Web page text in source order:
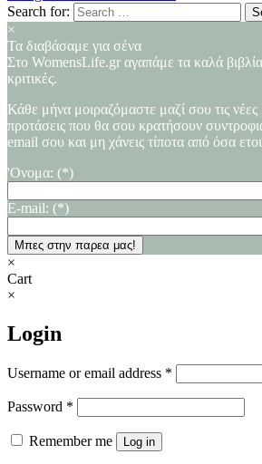
Search for:
×
Τα διαβάσαμε για σένα
Στο WomensLife.gr αγαπάμε τα καλά βιβλία
κριτικές.
Κάθε μήνα μοιραζόμαστε μαζί σου τις νέες
προτάσεις που θα σου κρατήσουν
email σου και μη χάνεις τίποτα από όσα
'Ονομα: (*)
E-mail: (*)
×
Cart
×
Login
Username or email address *
Password *
Remember me Log in